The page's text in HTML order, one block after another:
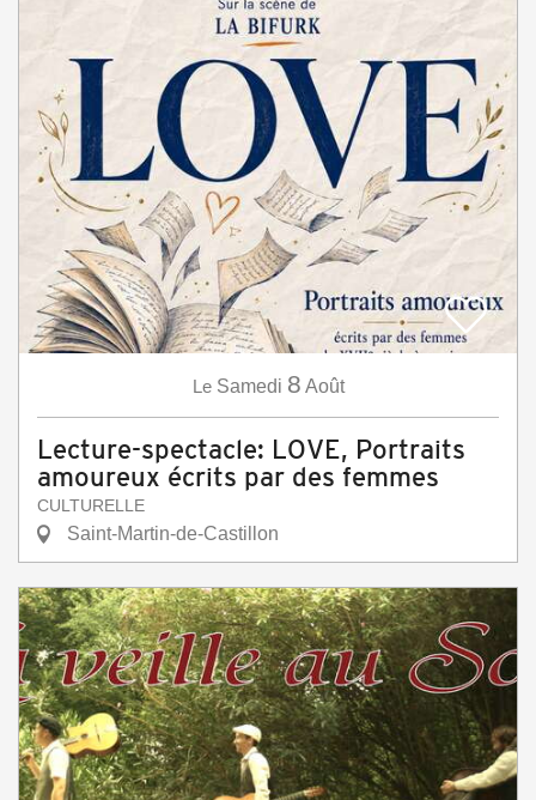
Le Samedi 8 Août
Lecture-spectacle: LOVE, Portraits
amoureux écrits par des femmes
CULTURELLE
Saint-Martin-de-Castillon